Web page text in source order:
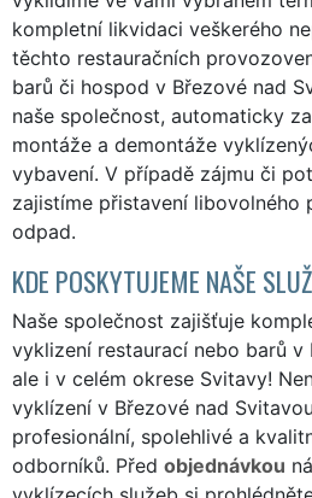
kompletní likvidaci veškerého
těchto restauračních
barů či hospod v Březové nad
naše společnost, automaticky
montáže a demontáže
vybavení. V případě zájmu či
zajistíme přistavení libovolného
odpad.
KDE POSKYTUJEME NAŠE
Naše společnost zajišťuje
vyklizení restaurací nebo barů v
ale i v celém okrese Svitavy!
vyklízení v Březové nad
profesionální, spolehlivé a
odborníků. Před objednávkou